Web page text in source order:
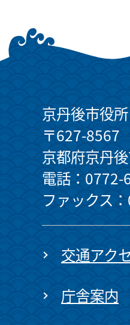
京丹後市役所
〒627-8567
京都府京丹
電話：0772-
ファックス
交通アク
庁舎案内